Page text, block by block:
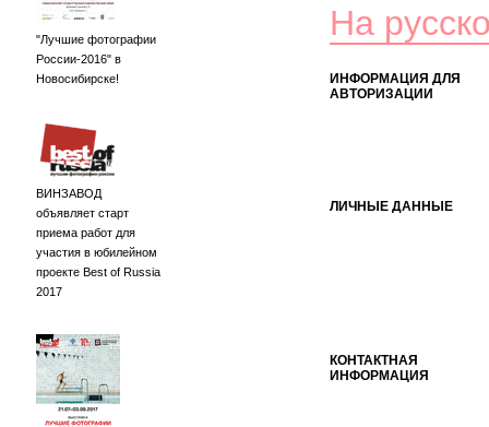
"Лучшие фотографии
России-2016" в
Новосибирске!
ВИНЗАВОД
объявляет старт
приема работ для
участия в юбилейном
проекте Best of Russia
2017
На
ИНФОРМАЦИЯ ДЛЯ
АВТОРИЗАЦИИ
ЛИЧНЫЕ ДАННЫЕ
КОНТАКТНАЯ
ИНФОРМАЦИЯ